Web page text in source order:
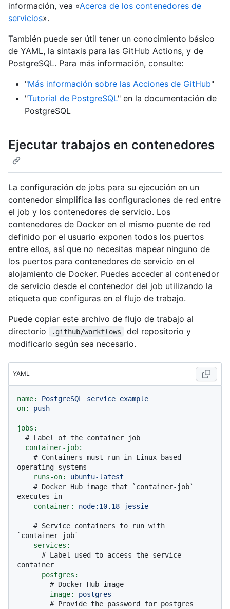
información, vea «Acerca de los contenedores de
servicios».
También puede ser útil tener un conocimiento básico
de YAML, la sintaxis para las GitHub Actions, y de
PostgreSQL. Para más información, consulte:
"Más información sobre las Acciones de GitHub"
"Tutorial de PostgreSQL" en la documentación de
PostgreSQL
Ejecutar trabajos en contenedores
La configuración de jobs para su ejecución en un
contenedor simplifica las configuraciones de red entre
el job y los contenedores de servicio. Los
contenedores de Docker en el mismo puente de red
definido por el usuario exponen todos los puertos
entre ellos, así que no necesitas mapear ninguno de
los puertos para contenedores de servicio en el
alojamiento de Docker. Puedes acceder al contenedor
de servicio desde el contenedor del job utilizando la
etiqueta que configuras en el flujo de trabajo.
Puede copiar este archivo de flujo de trabajo al
directorio
.github/workflows
del repositorio y
modificarlo según sea necesario.
YAML
name: PostgreSQL service example
on:
push
jobs:
# Label of the container job
container-job:
# Containers must run in Linux based
operating systems
runs-on:
ubuntu-latest
# Docker Hub image that `container-job`
executes in
container:
node:10.18-jessie
# Service containers to run with
`container-job`
services:
# Label used to access the service
container
postgres:
# Docker Hub image
image:
postgres
# Provide the password for postgres